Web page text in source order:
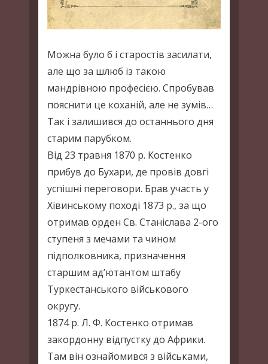
Можна було б і старостів засилати,
але що за шлюб із такою
мандрівною професією. Спробував
пояснити це коханій, але не зумів…
Так і залишився до останнього дня
старим парубком.
Від 23 травня 1870 р. Костенко
прибув до Бухари, де провів довгі
успішні переговори. Брав участь у
Хівинському поході 1873 р., за що
отримав орден Св. Станіслава 2-ого
ступеня з мечами та чином
підполковника, призначення
старшим ад’ютантом штабу
Туркестанського військового
округу.
1874 р. Л. Ф. Костенко отримав
закордонну відпустку до Африки.
Там він ознайомився з військами,